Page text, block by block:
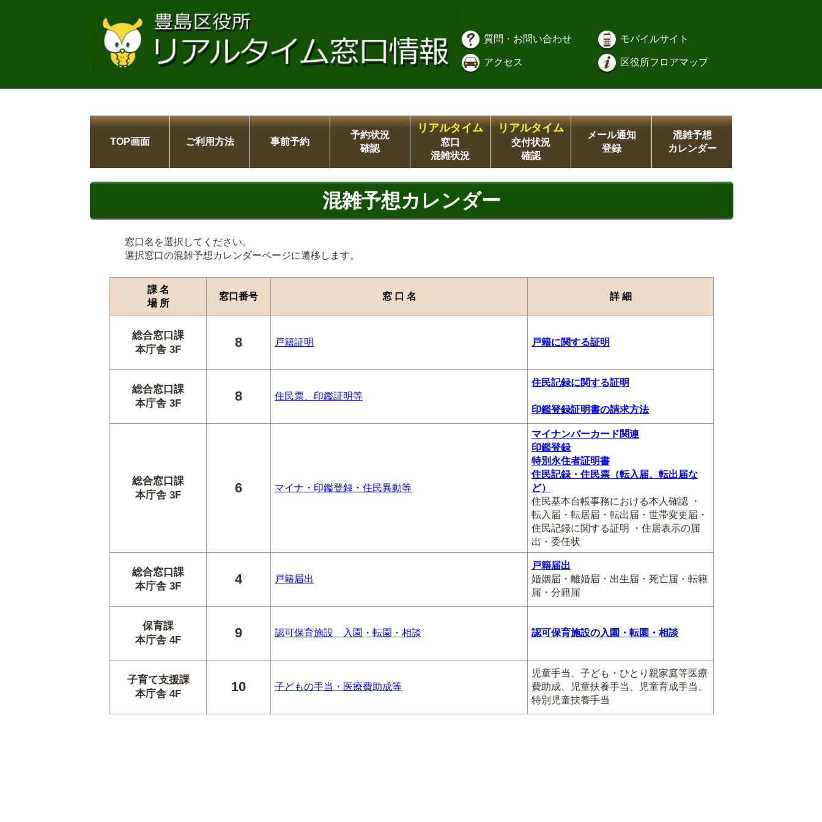
質問・お問い合わせ モバイルサイト
アクセス 区役所フロアマップ
TOP画面 ご利用方法 事前予約
予約状況
確認
リアルタイム
窓口
混雑状況
リアルタイム
交付状況
確認
メール通知
登録
混雑予想
カレンダー
混雑予想カレンダー
窓口名を選択してください。
選択窓口の混雑予想カレンダーページに遷移します。
課 名
場 所
窓口番号 窓 口 名 詳 細
総合窓口課
本庁舎 3F
8 戸籍証明 戸籍に関する証明
総合窓口課
本庁舎 3F
8 住民票、印鑑証明等
住民記録に関する証明
印鑑登録証明書の請求方法
総合窓口課
本庁舎 3F
6 マイナ・印鑑登録・住民異動等
マイナンバーカード関連
印鑑登録
特別永住者証明書
住民記録・住民票（転入届、転出届な
ど）
住民基本台帳事務における本人確認 ・
転入届・転居届・転出届・世帯変更届・
住民記録に関する証明 ・住居表示の届
出・委任状
総合窓口課
本庁舎 3F
4 戸籍届出
戸籍届出
婚姻届・離婚届・出生届・死亡届・転籍
届・分籍届
保育課
本庁舎 4F
9 認可保育施設 入園・転園・相談 認可保育施設の入園・転園・相談
子育て支援課
本庁舎 4F
10 子どもの手当・医療費助成等
児童手当、子ども・ひとり親家庭等医療
費助成、児童扶養手当、児童育成手当、
特別児童扶養手当